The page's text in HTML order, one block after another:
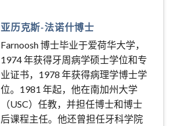
亚历克斯-法诺什博士
Farnoosh 博士毕业于爱荷华大学，
1974 年获得牙周病学硕士学位和专
业证书，1978 年获得病理学博士学
位。1981 年起，他在南加州大学
（USC）任教，并担任博士和博士
后课程主任。他还曾担任牙科学院